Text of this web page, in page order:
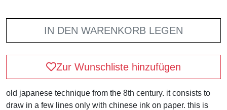
IN DEN WARENKORB LEGEN
Zur Wunschliste hinzufügen
old japanese technique from the 8th century. it consists to
draw in a few lines only with chinese ink on paper. this is